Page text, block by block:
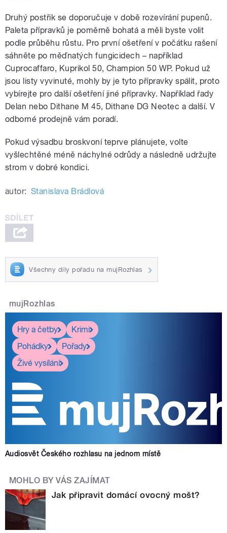
Druhý postřik se doporučuje v době rozevírání pupenů.
Paleta přípravků je poměrně bohatá a měli byste volit
podle průběhu růstu. Pro první ošetření v počátku rašení
sáhněte po měďnatých fungicidech – například
Cuprocaffaro, Kuprikol 50, Champion 50 WP. Pokud už
jsou listy vyvinuté, mohly by je tyto přípravky spálit, proto
vybírejte pro další ošetření jiné přípravky. Například řady
Delan nebo Dithane M 45, Dithane DG Neotec a další. V
odborné prodejně vám poradí.
Pokud výsadbu broskvoní teprve plánujete, volte
vyšlechtěné méně náchylné odrůdy a následně udržujte
strom v dobré kondici.
autor: Stanislava Brádlová
Všechny díly pořadu na mujRozhlas
mujRozhlas
Hry a četby
Krimi
Pohádky
Pořady
Živé vysílání
Audiosvět Českého rozhlasu na jednom místě
MOHLO BY VÁS ZAJÍMAT
Jak připravit domácí ovocný mošt?